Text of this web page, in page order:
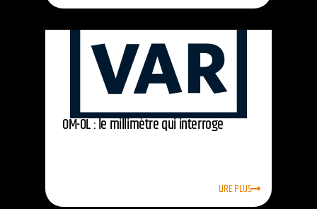
OM-OL : le millimètre qui interroge
LIRE PLUS